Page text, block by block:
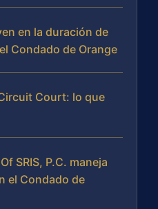
en la duración de
Condado de Orange
Court: lo que
SRIS, P.C. maneja
el Condado de